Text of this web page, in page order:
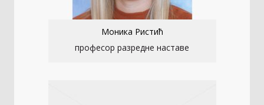
Моника Ристић
професор разредне наставе